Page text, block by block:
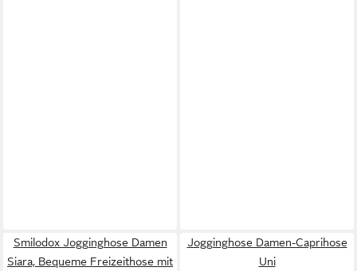
Smilodox Jogginghose Damen
Siara, Bequeme Freizeithose mit
Jogginghose Damen-Caprihose
Uni